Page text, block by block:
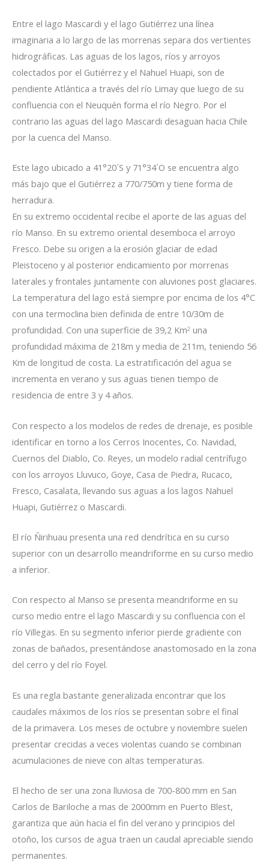
Entre el lago Mascardi y el lago Gutiérrez una línea
imaginaria a lo largo de las morrenas separa dos vertientes
hidrográficas. Las aguas de los lagos, ríos y arroyos
colectados por el Gutiérrez y el Nahuel Huapi, son de
pendiente Atlántica a través del río Limay que luego de su
confluencia con el Neuquén forma el río Negro. Por el
contrario las aguas del lago Mascardi desaguan hacia Chile
por la cuenca del Manso.
Este lago ubicado a 41°20´S y 71°34´O se encuentra algo
más bajo que el Gutiérrez a 770/750m y tiene forma de
herradura.
En su extremo occidental recibe el aporte de las aguas del
río Manso. En su extremo oriental desemboca el arroyo
Fresco. Debe su origen a la erosión glaciar de edad
Pleistoceno y al posterior endicamiento por morrenas
laterales y frontales juntamente con aluviones post glaciares.
La temperatura del lago está siempre por encima de los 4°C
con una termoclina bien definida de entre 10/30m de
profundidad. Con una superficie de 39,2 Km2 una
profundidad máxima de 218m y media de 211m, teniendo 56
Km de longitud de costa. La estratificación del agua se
incrementa en verano y sus aguas tienen tiempo de
residencia de entre 3 y 4 años.
Con respecto a los modelos de redes de drenaje, es posible
identificar en torno a los Cerros Inocentes, Co. Navidad,
Cuernos del Diablo, Co. Reyes, un modelo radial centrífugo
con los arroyos Lluvuco, Goye, Casa de Piedra, Rucaco,
Fresco, Casalata, llevando sus aguas a los lagos Nahuel
Huapi, Gutiérrez o Mascardi.
El río Ñirihuau presenta una red dendrítica en su curso
superior con un desarrollo meandriforme en su curso medio
a inferior.
Con respecto al Manso se presenta meandriforme en su
curso medio entre el lago Mascardi y su confluencia con el
río Villegas. En su segmento inferior pierde gradiente con
zonas de bañados, presentándose anastomosado en la zona
del cerro y del río Foyel.
Es una regla bastante generalizada encontrar que los
caudales máximos de los ríos se presentan sobre el final
de la primavera. Los meses de octubre y noviembre suelen
presentar crecidas a veces violentas cuando se combinan
acumulaciones de nieve con altas temperaturas.
El hecho de ser una zona lluviosa de 700-800 mm en San
Carlos de Bariloche a mas de 2000mm en Puerto Blest,
garantiza que aún hacia el fin del verano y principios del
otoño, los cursos de agua traen un caudal apreciable siendo
permanentes.